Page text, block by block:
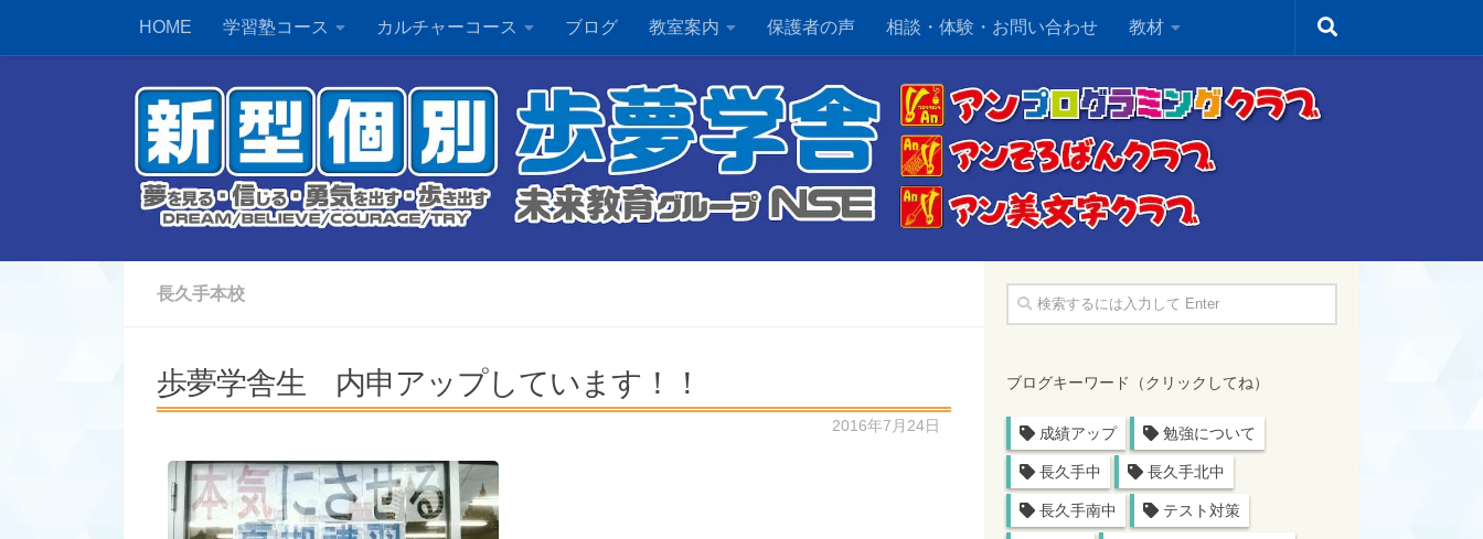
HOME 学習塾コース カルチャーコース ブログ 教室案内 保護者の声 相談・体験・お問い合わせ 教材
長久手本校
歩夢学舎生 内申アップしています！！
2016年7月24日
ブログキーワード（クリックしてね）
成績アップ 勉強について
長久手中 長久手北中
長久手南中 テスト対策